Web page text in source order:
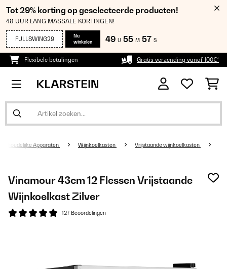
Tot 29% korting op geselecteerde producten!
48 UUR LANG MASSALE KORTINGEN!
FULLSWING29
Nu
winkelen
49 U 55 M 56 S
Flexibele betalingen Gratis verzending vanaf 100€*
Apparaten Wijnkoelkasten Vrijstaande wijnkoelkasten
Vinamour 43cm 12 Flessen Vrijstaande
Wijnkoelkast Zilver
127 Beoordelingen